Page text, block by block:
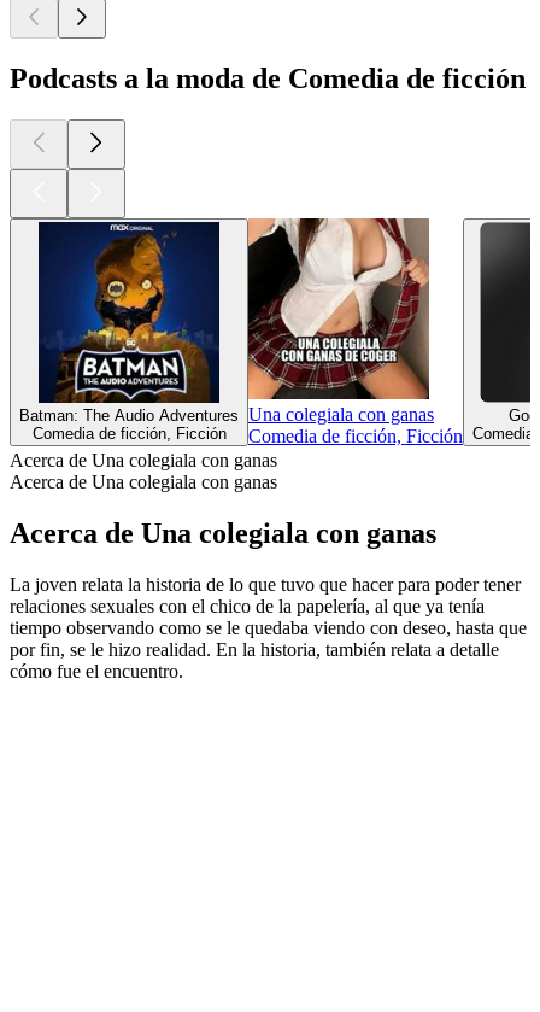
Podcasts a la moda de Comedia de ficción
Batman: The Audio Adventures
Comedia de ficción, Ficción
Una colegiala con ganas
Comedia de ficción, Ficción
Acerca de Una colegiala con ganas
Acerca de Una colegiala con ganas
Acerca de Una colegiala con ganas
La joven relata la historia de lo que tuvo que hacer para poder tener
relaciones sexuales con el chico de la papelería, al que ya tenía
tiempo observando como se le quedaba viendo con deseo, hasta que
por fin, se le hizo realidad. En la historia, también relata a detalle
cómo fue el encuentro.